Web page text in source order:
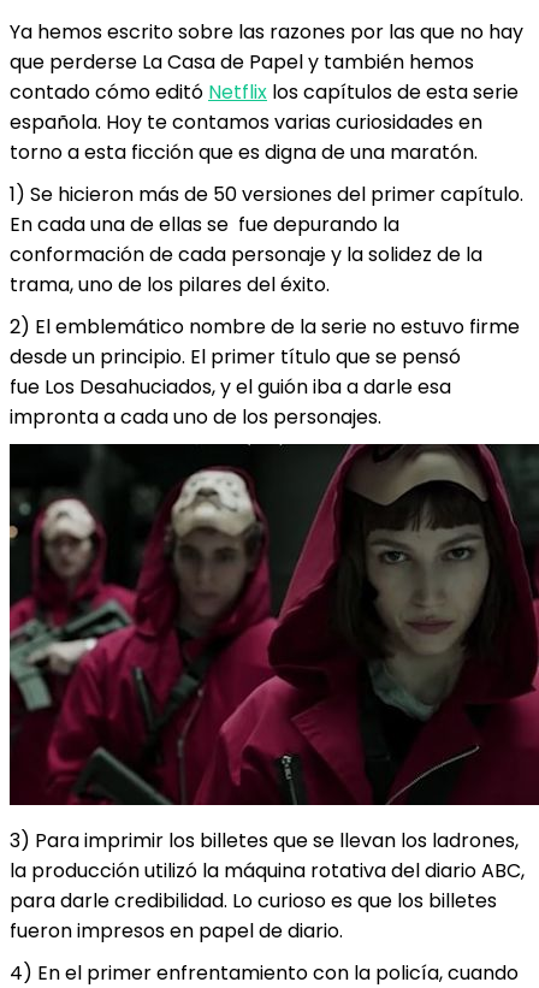
Ya hemos escrito sobre las razones por las que no hay
que perderse La Casa de Papel y también hemos
contado cómo editó Netflix los capítulos de esta serie
española. Hoy te contamos varias curiosidades en
torno a esta ficción que es digna de una maratón.
1) Se hicieron más de 50 versiones del primer capítulo.
En cada una de ellas se fue depurando la
conformación de cada personaje y la solidez de la
trama, uno de los pilares del éxito.
2) El emblemático nombre de la serie no estuvo firme
desde un principio. El primer título que se pensó
fue Los Desahuciados, y el guión iba a darle esa
impronta a cada uno de los personajes.
3) Para imprimir los billetes que se llevan los ladrones,
la producción utilizó la máquina rotativa del diario ABC,
para darle credibilidad. Lo curioso es que los billetes
fueron impresos en papel de diario.
4) En el primer enfrentamiento con la policía, cuando